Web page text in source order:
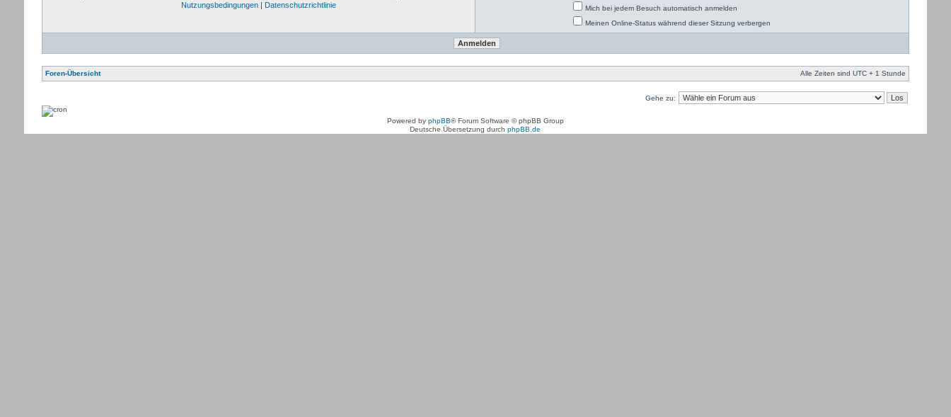
Nutzungsbedingungen| Datenschutzrichtlinie
Mich bei jedem Besuch automatisch anmelden
Meinen Online-Status während dieser Sitzung verbergen
Foren-Übersicht Alle Zeiten sind UTC + 1 Stunde
Gehe zu:
Powered by phpBB® Forum Software © phpBB Group
Deutsche Übersetzung durchphpBB.de